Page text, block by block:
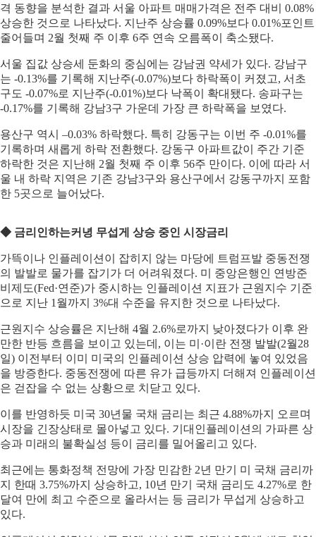
격 동향을 분석한 결과 서울 아파트 매매가격은 전주 대비 0.08%
상승한 것으로 나타났다. 지난주 상승률 0.09%보다 0.01%포인트
줄어들며 2월 첫째 주 이후 6주 연속 오름폭이 축소됐다.
서울 집값 상승세 둔화의 중심에는 강남권 약세가 있다. 강남구
는 -0.13%를 기록해 지난주(-0.07%)보다 하락폭이 커졌고, 서초
구도 -0.07%로 지난주(-0.01%)보다 낙폭이 확대됐다. 송파구는
-0.17%를 기록해 강남3구 가운데 가장 큰 하락폭을 보였다.
용산구 역시 –0.03% 하락했다. 특히 강동구는 이번 주 -0.01%를
기록하며 새롭게 하락 전환했다. 강동구 아파트값이 주간 기준
하락한 것은 지난해 2월 첫째 주 이후 56주 만이다. 이에 따라 서
울 내 하락 지역은 기존 강남3구와 용산구에서 강동구까지 포함
한 5곳으로 늘어났다.
◆ 금리인하는커녕 무섭게 상승 중인 시장금리
가뜩이나 인플레이션이 잡히지 않는 마당에 트럼프발 중동전쟁
의 발발로 물가를 잡기가 더 어려워졌다. 미 중앙은행인 연방준
비제도(Fed·연준)가 중시하는 인플레이션 지표가 근원지수 기준
으로 지난 1월까지 3%대 수준을 유지한 것으로 나타났다.
근원지수 상승률은 지난해 4월 2.6%로까지 낮아졌다가 이후 완
만한 반등 흐름을 보이고 있는데, 이는 미·이란 전쟁 발발(2월28
일) 이전부터 이미 미국의 인플레이션 상승 압력에 놓여 있었음
을 방증한다. 중동전쟁에 따른 유가 급등까지 더해져 인플레이션
은 걷잡을 수 없는 상황으로 치닫고 있다.
이를 반영하듯 미국 30년물 국채 금리는 최근 4.88%까지 오르며
시장을 긴장상태로 몰아넣고 있다. 기대인플레이션의 가파른 상
승과 미래의 불확실성 등이 금리를 밀어올리고 있다.
최근에는 통화정책 전망에 가장 민감한 2년 만기 미 국채 금리까
지 한때 3.75%까지 상승하고, 10년 만기 국채 금리도 4.27%로 한
달여 만에 최고 수준으로 올라서는 등 금리가 무섭게 상승하고
있다.